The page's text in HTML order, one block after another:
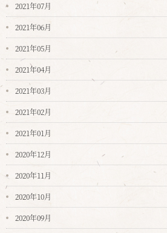
2021年07月
2021年06月
2021年05月
2021年04月
2021年03月
2021年02月
2021年01月
2020年12月
2020年11月
2020年10月
2020年09月